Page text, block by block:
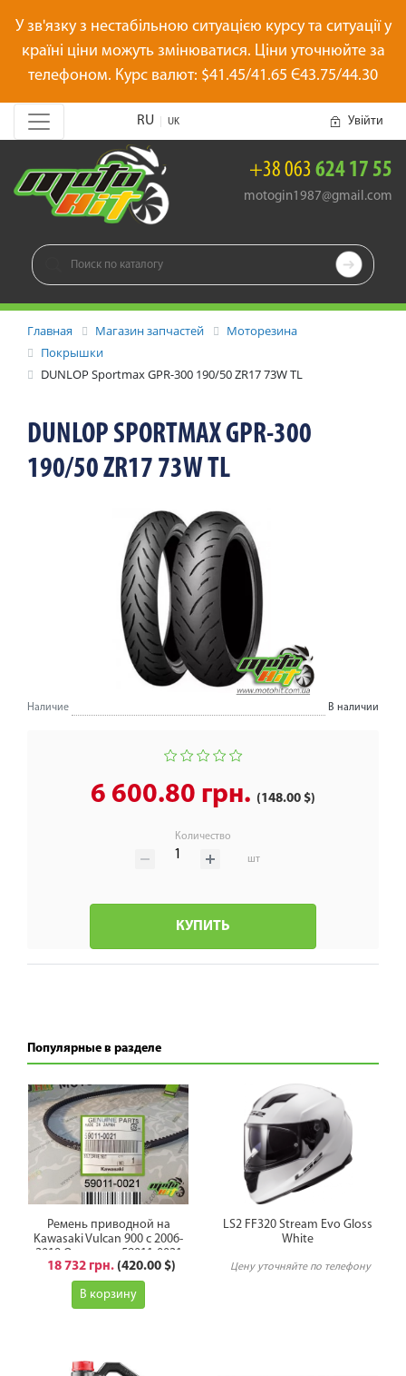
У зв'язку з нестабільною ситуацією курсу та ситуації у
країні ціни можуть змінюватися. Ціни уточнюйте за
телефоном. Курс валют: $41.45/41.65 Є43.75/44.30
RU UK Увійти
+38 063 624 17 55
motogin1987@gmail.com

Главная Магазин запчастей
Моторезина
Покрышки
DUNLOP Sportmax GPR-300 190/50 ZR17 73W TL
DUNLOP SPORTMAX GPR-300
190/50 ZR17 73W TL
Наличие В наличии
6 600.80 грн. (148.00 $)
Количество
шт
КУПИТЬ
Популярные в разделе
Ремень приводной на
Kawasaki Vulcan 900 с 2006-
2019 Оригинал 59011-0021
18 732 грн. (420.00 $)
В корзину
LS2 FF320 Stream Evo Gloss
White
Цену уточняйте по телефону